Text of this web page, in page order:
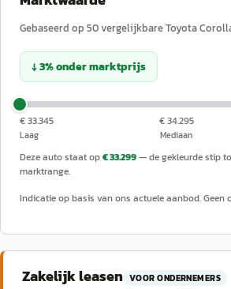
Gebaseerd op 50vergelijkbareToyota
↓3%ondermarktprijs
€ 33.345
Laag
€ 34.295
Mediaan
Deze auto staat op€ 33.299— de gekleurde stip
marktrange.
Indicatie op basis van ons actuele aanbod. Geen
Zakelijk leasen VOOR ONDERNEMERS